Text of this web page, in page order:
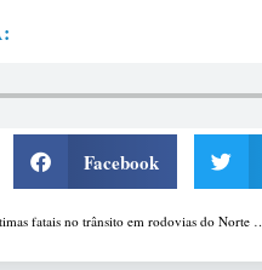
Facebook
Jovens seguem entre principais vítimas